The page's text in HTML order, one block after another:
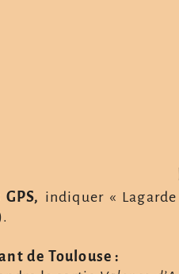
indiquer « Lagarde
de Toulouse :